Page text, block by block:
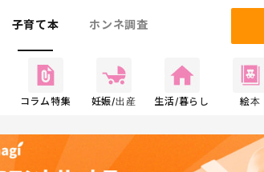
子育て本 ホンネ調査
コラム特集 妊娠/出産 生活/暮らし 絵本